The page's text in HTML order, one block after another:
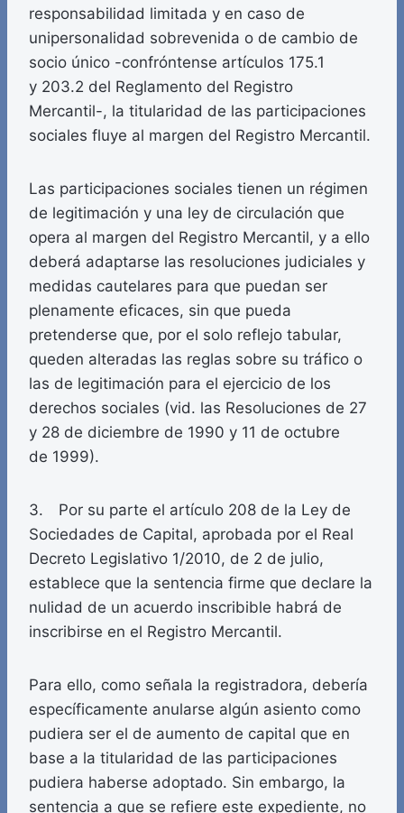
responsabilidad limitada y en caso de
unipersonalidad sobrevenida o de cambio de
socio único -confróntense artículos 175.1
y 203.2 del Reglamento del Registro
Mercantil-, la titularidad de las participaciones
sociales fluye al margen del Registro Mercantil.
Las participaciones sociales tienen un régimen
de legitimación y una ley de circulación que
opera al margen del Registro Mercantil, y a ello
deberá adaptarse las resoluciones judiciales y
medidas cautelares para que puedan ser
plenamente eficaces, sin que pueda
pretenderse que, por el solo reflejo tabular,
queden alteradas las reglas sobre su tráfico o
las de legitimación para el ejercicio de los
derechos sociales (vid. las Resoluciones de 27
y 28 de diciembre de 1990 y 11 de octubre
de 1999).
3. Por su parte el artículo 208 de la Ley de
Sociedades de Capital, aprobada por el Real
Decreto Legislativo 1/2010, de 2 de julio,
establece que la sentencia firme que declare la
nulidad de un acuerdo inscribible habrá de
inscribirse en el Registro Mercantil.
Para ello, como señala la registradora, debería
específicamente anularse algún asiento como
pudiera ser el de aumento de capital que en
base a la titularidad de las participaciones
pudiera haberse adoptado. Sin embargo, la
sentencia a que se refiere este expediente, no